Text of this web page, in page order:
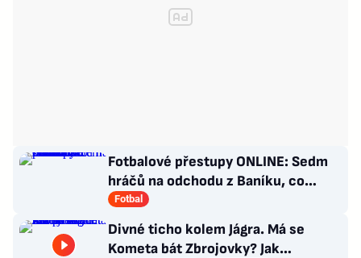
Fotbalové přestupy ONLINE: Sedm
hráčů na odchodu z Baníku, co
situace kolem Nombila?
Fotbal
Divné ticho kolem Jágra. Má se
Kometa bát Zbrojovky? Jak